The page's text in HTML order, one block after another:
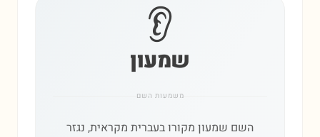
👂
שמעון
משמעות השם
השם שמעון מקורו בעברית מקראית, נגזר